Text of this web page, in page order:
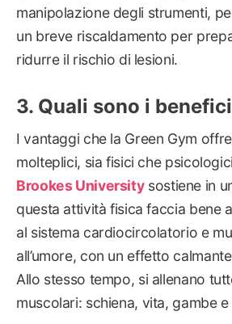
manipolazione degli strumenti,
un breve riscaldamento per
ridurre il rischio di lesioni.
Quali sono i
I vantaggi che la Green Gym
molteplici, sia fisici che
Brookes Universitysostiene in
questa attività fisica faccia bene
al sistema cardiocircolatorio e
all’umore, con un effetto
Allo stesso tempo, si allenano
muscolari: schiena, vita, gambe